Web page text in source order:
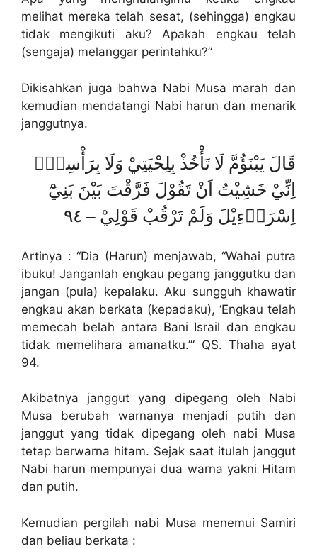
melihat mereka telah sesat, (sehingga) engkau
tidak mengikuti aku? Apakah engkau telah
(sengaja) melanggar perintahku?”
Dikisahkan juga bahwa Nabi Musa marah dan
kemudian mendatangi Nabi harun dan menarik
janggutnya.
قَالَ يَبْنَؤُمَّ لَا تَأْخُذْ بِلِحْيَتِيْ وَلَا بِرَأْسِيْۚ
اِنِّيْ خَشِيْتُ اَنْ تَقُوْلَ فَرَّقْتَ بَيْنَ بَنِيْٓ
اِسْرَاۤءِيْلَ وَلَمْ تَرْقُبْ قَوْلِيْ – ٩٤
Artinya : “Dia (Harun) menjawab, “Wahai putra
ibuku! Janganlah engkau pegang janggutku dan
jangan (pula) kepalaku. Aku sungguh khawatir
engkau akan berkata (kepadaku), ‘Engkau telah
memecah belah antara Bani Israil dan engkau
tidak memelihara amanatku.’” QS. Thaha ayat
94.
Akibatnya janggut yang dipegang oleh Nabi
Musa berubah warnanya menjadi putih dan
janggut yang tidak dipegang oleh nabi Musa
tetap berwarna hitam. Sejak saat itulah janggut
Nabi harun mempunyai dua warna yakni Hitam
dan putih.
Kemudian pergilah nabi Musa menemui Samiri
dan beliau berkata :